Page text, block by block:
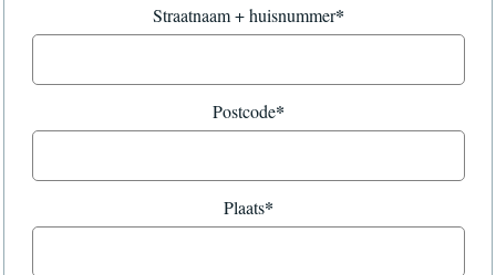
Straatnaam + huisnummer*
Postcode*
Plaats*